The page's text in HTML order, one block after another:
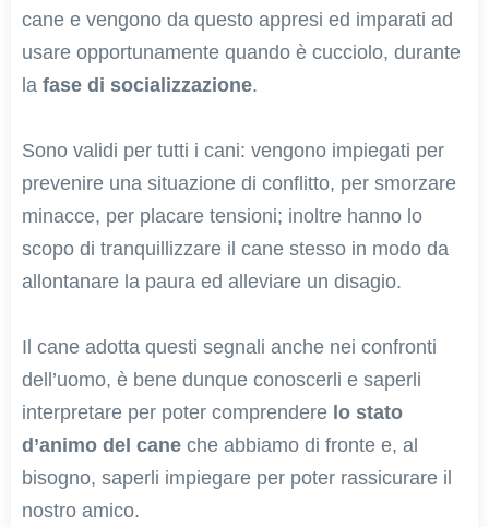
cane e vengono da questo appresi ed imparati ad
usare opportunamente quando è cucciolo, durante
la fase di socializzazione.
Sono validi per tutti i cani: vengono impiegati per
prevenire una situazione di conflitto, per smorzare
minacce, per placare tensioni; inoltre hanno lo
scopo di tranquillizzare il cane stesso in modo da
allontanare la paura ed alleviare un disagio.
Il cane adotta questi segnali anche nei confronti
dell’uomo, è bene dunque conoscerli e saperli
interpretare per poter comprendere lo stato
d’animo del cane che abbiamo di fronte e, al
bisogno, saperli impiegare per poter rassicurare il
nostro amico.